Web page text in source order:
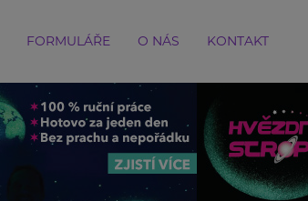
FORMULÁŘE O NÁS KONTAKT